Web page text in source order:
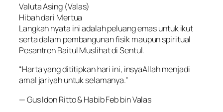
Valuta Asing (Valas)
Hibah dari Mertua
Langkah nyata ini adalah peluang emas untuk ikut
serta dalam pembangunan fisik maupun spiritual
Pesantren Baitul Muslihat di Sentul.
“Harta yang dititipkan hari ini, insyaAllah menjadi
amal jariyah untuk selamanya.”
— Gus Idon Ritto & Habib Feb bin Valas